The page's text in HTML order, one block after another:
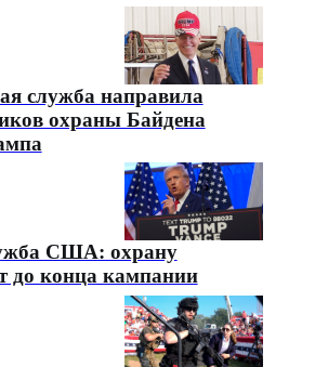
служба направила
охраны Байдена
США: охрану
до конца кампании